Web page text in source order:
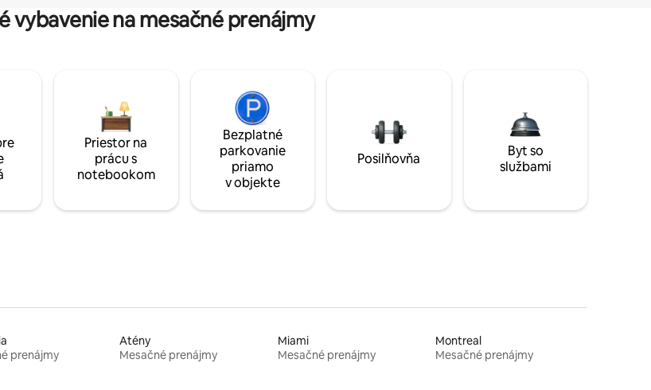
vybavenie na mesačné prenájmy
Priestor na
prácu s
notebookom
Bezplatné
parkovanie
priamo
v objekte
Posilňovňa
Byt so
službami
prenájmy
Atény
Mesačné prenájmy
Miami
Mesačné prenájmy
Montreal
Mesačné prenájmy